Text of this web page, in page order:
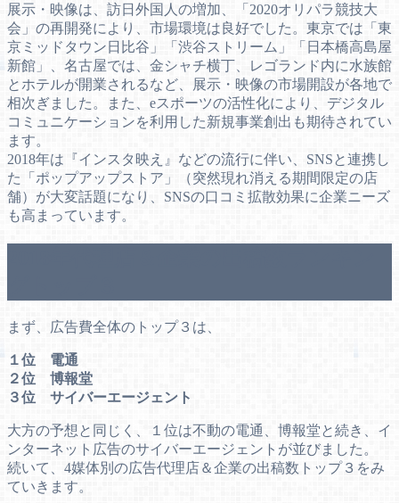
展示・映像は、訪日外国人の増加、「2020オリパラ競技大
会」の再開発により、市場環境は良好でした。東京では「東
京ミッドタウン日比谷」「渋谷ストリーム」「日本橋高島屋
新館」、名古屋では、金シャチ横丁、レゴランド内に水族館
とホテルが開業されるなど、展示・映像の市場開設が各地で
相次ぎました。また、eスポーツの活性化により、デジタル
コミュニケーションを利用した新規事業創出も期待されてい
ます。
2018年は『インスタ映え』などの流行に伴い、SNSと連携し
た「ポップアップストア」（突然現れ消える期間限定の店
舗）が大変話題になり、SNSの口コミ拡散効果に企業ニーズ
も高まっています。
まず、広告費全体のトップ３は、
１位 電通
２位 博報堂
３位 サイバーエージェント
大方の予想と同じく、１位は不動の電通、博報堂と続き、イ
ンターネット広告のサイバーエージェントが並びました。
続いて、4媒体別の広告代理店＆企業の出稿数トップ３をみ
ていきます。